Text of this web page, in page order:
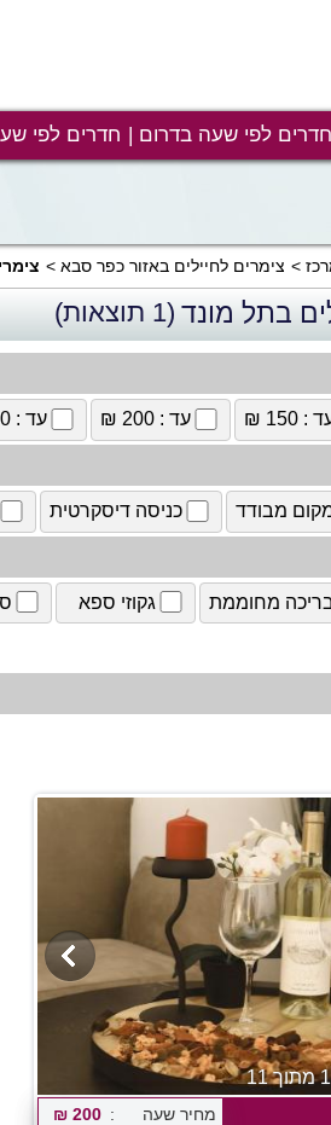
חדרים לפי שעה בדרום חדרים לפי
צימרים לחיילים באזור כפר סבא
בתל מונד (1 תוצאות)
: 150 ₪ עד : 200 ₪ עד : 250 ₪
מבודד כניסה דיסקרטית
מחוממת גקוזי ספא
1 מתוך 11
מחיר שעה
200 ₪